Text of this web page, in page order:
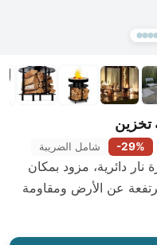
تخزين
-29% شامل الضريبة
دائرية، مزود بمكان
عن الأرض ومقاومة